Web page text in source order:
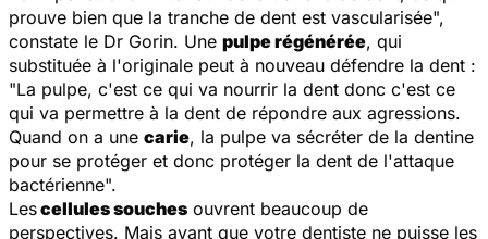
prouve bien que la tranche de dent est vascularisée",
constate le Dr Gorin. Une pulpe régénérée, qui
substituée à l'originale peut à nouveau défendre la dent :
"La pulpe, c'est ce qui va nourrir la dent donc c'est ce
qui va permettre à la dent de répondre aux agressions.
Quand on a une carie, la pulpe va sécréter de la dentine
pour se protéger et donc protéger la dent de l'attaque
bactérienne".
Lescellules souches ouvrent beaucoup de
perspectives. Mais avant que votre dentiste ne puisse les